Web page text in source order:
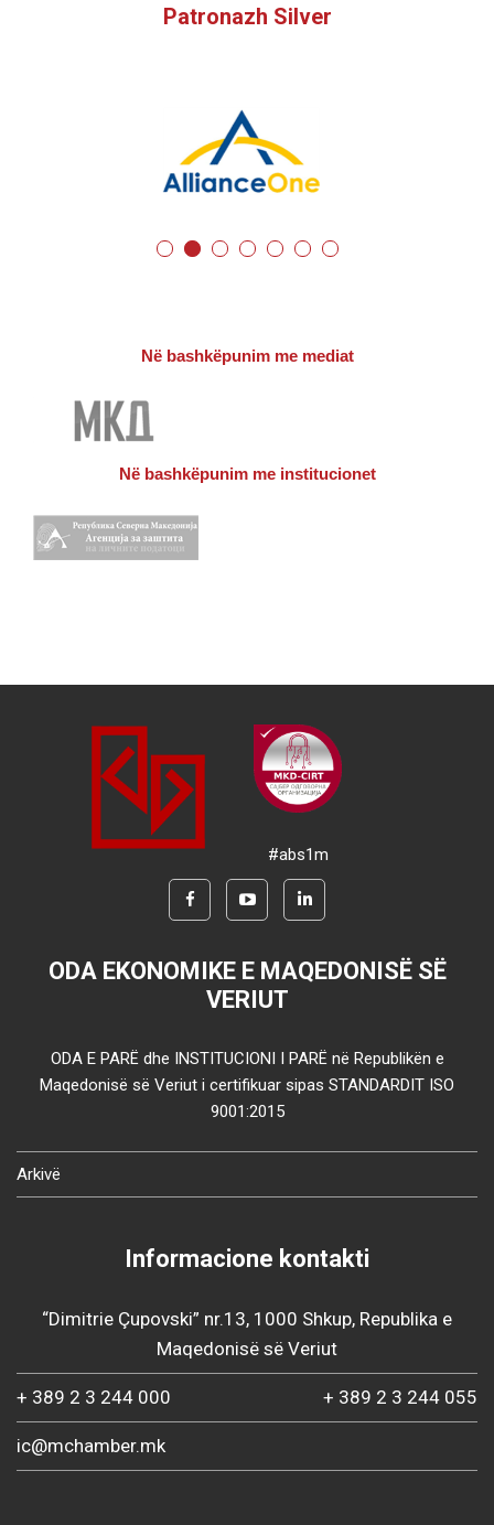
Patronazh Silver
Në bashkëpunim me mediat
Në bashkëpunim me institucionet
#abs1m
ODA EKONOMIKE E MAQEDONISË SË
VERIUT
ODA E PARË dhe INSTITUCIONI I PARË në Republikën e
Maqedonisë së Veriut i certifikuar sipas STANDARDIT ISO
9001:2015
Arkivë
Informacione kontakti
“Dimitrie Çupovski” nr.13, 1000 Shkup, Republika e
Maqedonisë së Veriut
+ 389 2 3 244 000 + 389 2 3 244 055
ic@mchamber.mk